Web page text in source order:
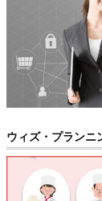
ウィズ・プランニ